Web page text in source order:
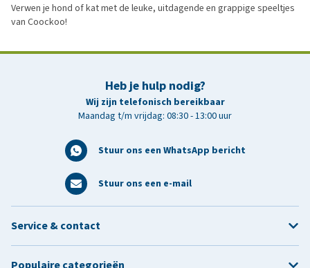
Verwen je hond of kat met de leuke, uitdagende en grappige speeltjes
van Coockoo!
Heb je hulp nodig?
Wij zijn telefonisch bereikbaar
Maandag t/m vrijdag: 08:30 - 13:00 uur
Stuur ons een WhatsApp bericht
Stuur ons een e-mail
Service & contact
Populaire categorieën